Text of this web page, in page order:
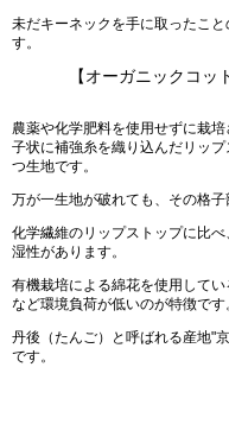
未だキーネックを手に取ったこ
す。
【オーガニックコ
農薬や化学肥料を使用せずに栽
子状に補強糸を織り込んだリッ
つ生地です。
万が一生地が破れても、その格
化学繊維のリップストップに比
湿性があります。
有機栽培による綿花を使用して
など環境負荷が低いのが特徴です
丹後（たんご）と呼ばれる産地"
です。